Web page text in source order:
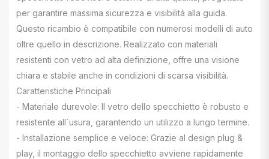
per garantire massima sicurezza e visibilità alla guida.
Questo ricambio è compatibile con numerosi modelli di auto
oltre quello in descrizione. Realizzato con materiali
resistenti con vetro ad alta definizione, offre una visione
chiara e stabile anche in condizioni di scarsa visibilità.
Caratteristiche Principali
- Materiale durevole: Il vetro dello specchietto è robusto e
resistente all`usura, garantendo un utilizzo a lungo termine.
- Installazione semplice e veloce: Grazie al design plug &
play, il montaggio dello specchietto avviene rapidamente